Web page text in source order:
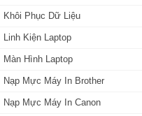
Khôi Phục Dữ Liệu
Linh Kiện Laptop
Màn Hình Laptop
Nạp Mực Máy In Brother
Nạp Mực Máy In Canon